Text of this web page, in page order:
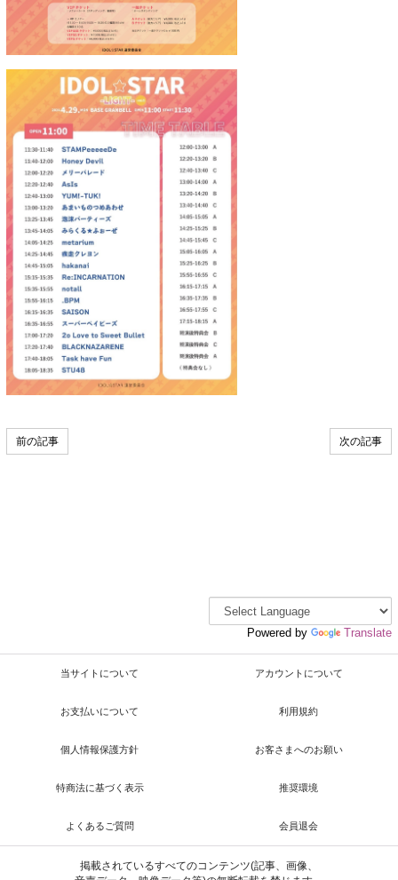
次の記事
前の記事
Powered by Translate
当サイトについて アカウントについて
お支払いについて 利用規約
個人情報保護方針 お客さまへのお願い
特商法に基づく表示 推奨環境
よくあるご質問 会員退会
掲載されているすべてのコンテンツ(記事、画像、